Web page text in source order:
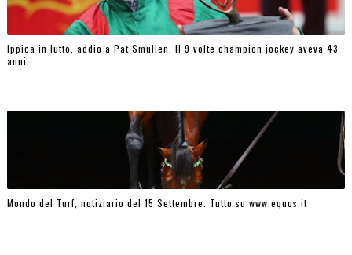
Ippica in lutto, addio a Pat Smullen. Il 9 volte champion jockey aveva 43
anni
Mondo del Turf, notiziario del 15 Settembre. Tutto su www.equos.it